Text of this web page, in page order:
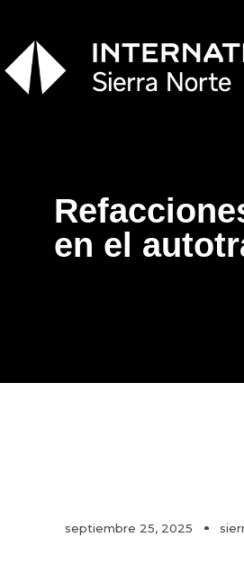
en el
septiembre 25, 2025